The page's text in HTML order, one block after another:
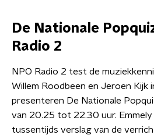
De Nationale
Radio 2
NPO Radio 2 test de
Willem Roodbeen en Jeroen Kijk
presenteren De Nationale
van 20.25 tot 22.30 uur.
tussentijds verslag van de